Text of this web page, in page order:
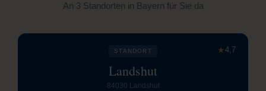
An 3 Standorten in Bayern für Sie da
★4,7
STANDORT
Landshut
84030 Landshut